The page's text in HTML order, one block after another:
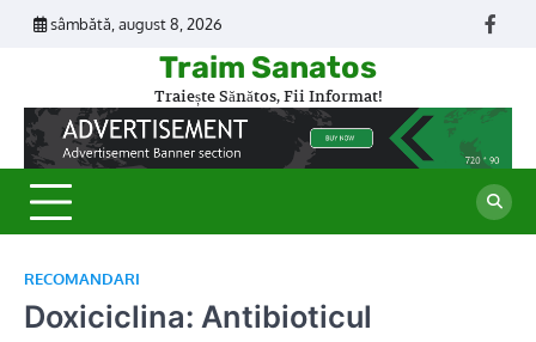
Skip
sâmbătă, august 8, 2026
Traim Sanatos
Traiește Sănătos, Fii Informat!
RECOMANDARI
Doxiciclina: Antibioticul